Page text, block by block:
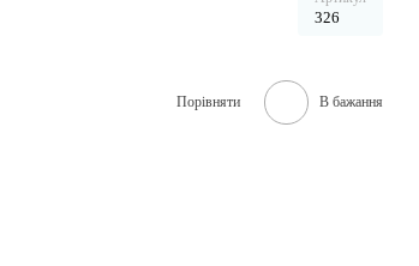
326
Порівняти В бажання